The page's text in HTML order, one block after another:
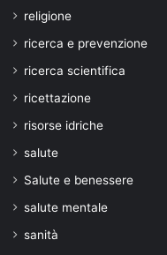
religione
ricerca e prevenzione
ricerca scientifica
ricettazione
risorse idriche
salute
Salute e benessere
salute mentale
sanità